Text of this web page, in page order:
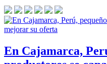
En Cajamarca,